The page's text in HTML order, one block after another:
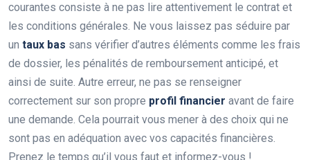
courantes consiste à ne pas lire attentivement le contrat et
les conditions générales. Ne vous laissez pas séduire par
un taux bas sans vérifier d’autres éléments comme les frais
de dossier, les pénalités de remboursement anticipé, et
ainsi de suite. Autre erreur, ne pas se renseigner
correctement sur son propre profil financier avant de faire
une demande. Cela pourrait vous mener à des choix qui ne
sont pas en adéquation avec vos capacités financières.
Prenez le temps qu’il vous faut et informez-vous !